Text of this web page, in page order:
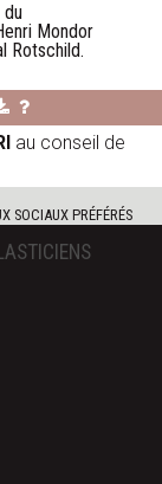
Mondor
Rotschild.
au conseil de
SOCIAUX PRÉFÉRÉS